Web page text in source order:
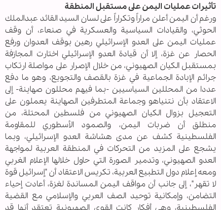
تأثيرات عمليات اليمن على مستقبل المنطقة
ورغم أن اليمن أعلن مراراً وتكراراً على لسان السيد القائد عبدالملك
الحوثي، والقيادات السياسية والعسكرية في صنعاء، أن وقف
عمليات اليمن على العدو الإسرائيلي رهين بوقف العدوان ورفع
الحصار عن غزة، إلا أن قيادة العدو الإسرائيلي اختارت المجازفة
بمستقبل الكيان الصهيوني، من خلال الإصرار على مواصلة ارتكاب
جرائم الإبادة الجماعية في غزة بالقصف والتجويع، وهو ما دفع
عددا من المحللين السياسيين -بما فيهم محللون صهاينة- إلى
الاعتقاد بأن نتنياهو وجماعة المتطرفين الصهاينة يعملون على
التعجيل بزوال الكيان الصهيوني من فلسطين المحتلة، من
منطلق أن ضربات اليمن، والصمود الأسطوري للمقاومة
الفلسطينية كشف عن مدى هشاشة العدو الإسرائيلي، وبما
يشجع على المزيد من التحركات في المنطقة العربية لمواجهة
العدو الصهيوني، وتدمير الصورة التي حاول خلالها الإعلام الغربي
ومعه إعلام دول التطبيع العربية، تكريس الاعتقاد أن "إسرائيل قوة
لا تقهر"، إلى جانب أن مواقف اليمن المساندة لغزة، أعادت إحياء
التضامن، وإمكانية توحيد الصف العربي والإسلامي مع القضية
الفلسطينية، وهي أفكار كانت القوى الصهيونية تعتقد أنها قد